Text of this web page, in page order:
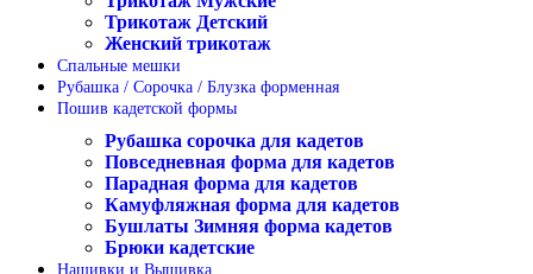
Трикотаж Детский
Женский трикотаж
Спальные мешки
Рубашка / Сорочка / Блузка форменная
Пошив кадетской формы
Рубашка сорочка для кадетов
Повседневная форма для кадетов
Парадная форма для кадетов
Камуфляжная форма для кадетов
Бушлаты Зимняя форма кадетов
Брюки кадетские
Нашивки и Вышивка